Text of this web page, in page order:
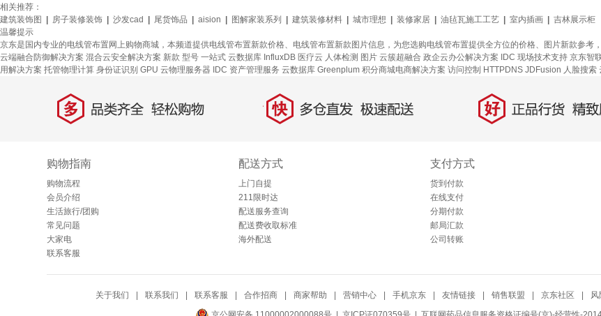
相关推荐：
建筑装饰图
房子装修装饰 沙发cad 尾货饰品 aision 图解家装系列 建筑装修材料 城市理想 装修家居 油毡瓦施工工艺 室内插画
吉林展示柜
温馨提示
京东是国内专业的电线管布置网上购物商城，本频道提供电线管布置新款价格、电线管布置新款图片信息，为您选购电线管布置提供全方位的价格、图片新款参考
云端融合防御解决方案 混合云安全解决方案 新款 型号 一站式 云数据库 InfluxDB 医疗云 人体检测 图片 云簇超融合 政企云办公解决方案 IDC 现场技术支持 京东智
用解决方案 托管物理计算 身份证识别 GPU 云物理服务器 IDC 资产管理服务 云数据库 Greenplum 积分商城电商解决方案 访问控制 HTTPDNS JDFusion 人脸搜索
多 品类齐全，轻松购物 快 多仓直发，极速配送 好 正品行货，精致
购物指南
购物流程
会员介绍
生活旅行/团购
常见问题
大家电
联系客服
配送方式
上门自提
211限时达
配送服务查询
配送费收取标准
海外配送
支付方式
货到付款
在线支付
分期付款
邮局汇款
公司转账
关于我们 联系我们 联系客服 合作招商 商家帮助 营销中心 手机京东 友情链接 销售联盟 京东社区 风